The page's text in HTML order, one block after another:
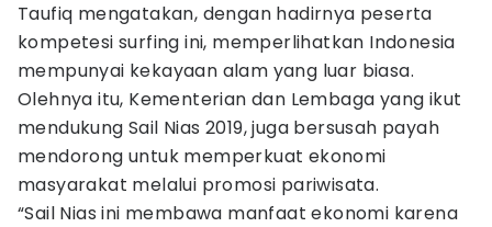
Taufiq mengatakan, dengan hadirnya peserta
kompetesi surfing ini, memperlihatkan Indonesia
mempunyai kekayaan alam yang luar biasa.
Olehnya itu, Kementerian dan Lembaga yang ikut
mendukung Sail Nias 2019, juga bersusah payah
mendorong untuk memperkuat ekonomi
masyarakat melalui promosi pariwisata.
“Sail Nias ini membawa manfaat ekonomi karena